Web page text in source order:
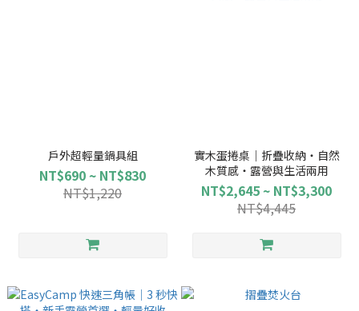
戶外超輕量鍋具組
NT$690 ~ NT$830
NT$1,220
實木蛋捲桌｜折疊收納・自然
木質感・露營與生活兩用
NT$2,645 ~ NT$3,300
NT$4,445